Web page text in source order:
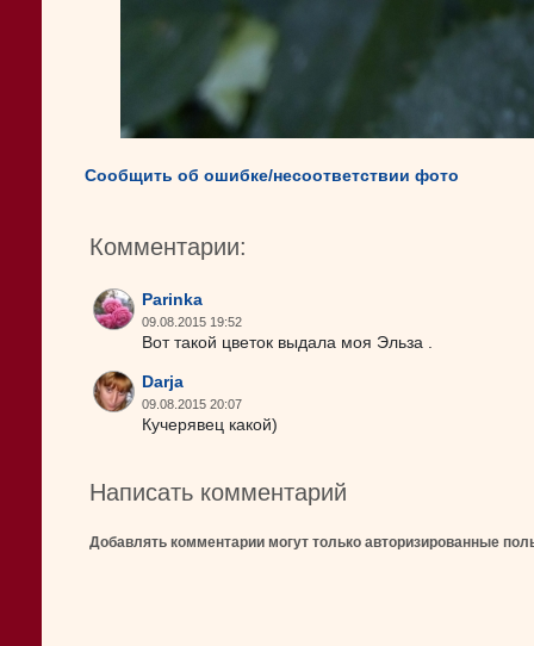
Сообщить об ошибке/несоответствии фото
Комментарии:
Parinka
09.08.2015 19:52
Вот такой цветок выдала моя Эльза .
Darja
09.08.2015 20:07
Кучерявец какой)
Написать комментарий
Добавлять комментарии могут только авторизированные